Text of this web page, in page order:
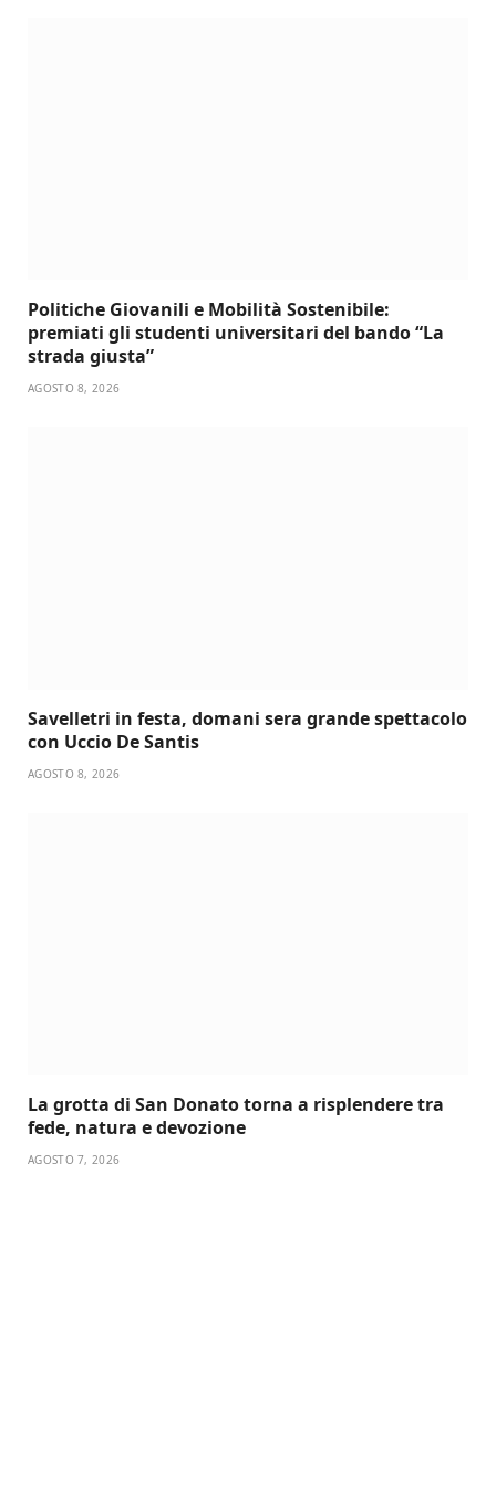
Politiche Giovanili e Mobilità Sostenibile:
premiati gli studenti universitari del bando “La
strada giusta”
AGOSTO 8, 2026
Savelletri in festa, domani sera grande spettacolo
con Uccio De Santis
AGOSTO 8, 2026
La grotta di San Donato torna a risplendere tra
fede, natura e devozione
AGOSTO 7, 2026